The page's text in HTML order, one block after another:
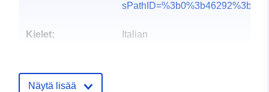
sPathID=%3b0%3b46292%3b&l...
Kielet: Italian
Näytä lisää